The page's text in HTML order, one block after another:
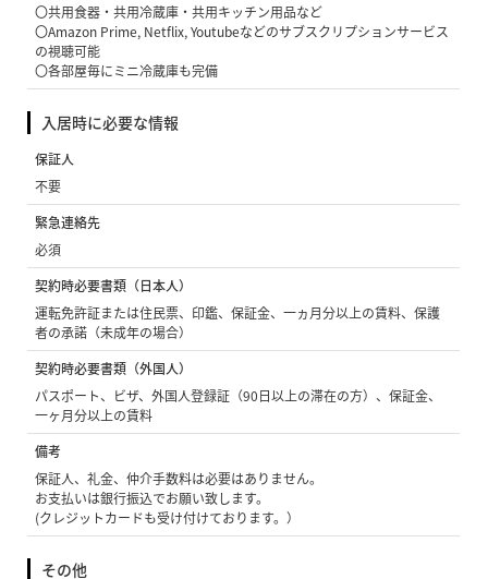
〇共用食器・共用冷蔵庫・共用キッチン用品など
〇Amazon Prime, Netflix, Youtubeなどのサブスクリプションサービス
の視聴可能
〇各部屋毎にミニ冷蔵庫も完備
入居時に必要な情報
保証人
不要
緊急連絡先
必須
契約時必要書類（日本人）
運転免許証または住民票、印鑑、保証金、一ヵ月分以上の賃料、保護
者の承諾（未成年の場合）
契約時必要書類（外国人）
パスポート、ビザ、外国人登録証（90日以上の滞在の方）、保証金、
一ヶ月分以上の賃料
備考
保証人、礼金、仲介手数料は必要はありません。
お支払いは銀行振込でお願い致します。
(クレジットカードも受け付けております。）
その他